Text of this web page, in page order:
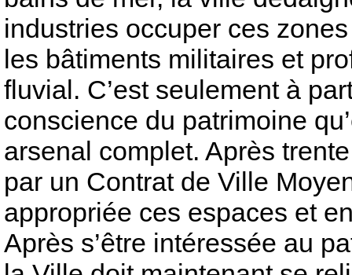
industries occuper ces
les bâtiments militaires et
fluvial. C’est seulement à
conscience du patrimoine
arsenal complet. Après
par un Contrat de Ville
appropriée ces espaces et
Après s’être intéressée au